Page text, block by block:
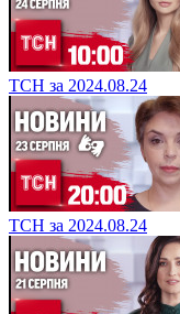
ТСН за 2024.08.24
ТСН за 2024.08.24